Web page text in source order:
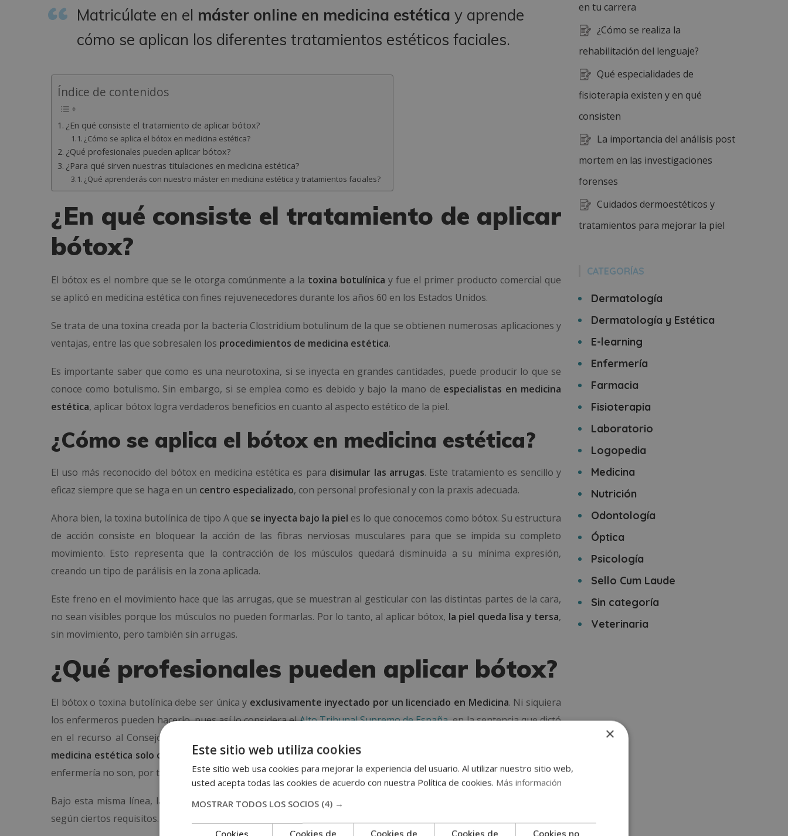
Matricúlate en el máster online en medicina estética y aprende
cómo se aplican los diferentes tratamientos estéticos faciales.
Índice de contenidos
¿En qué consiste el tratamiento de aplicar bótox?
¿Cómo se aplica el bótox en medicina estética?
¿Qué profesionales pueden aplicar bótox?
¿Para qué sirven nuestras titulaciones en medicina estética?
¿Qué aprenderás con nuestro máster en medicina estética y tratamientos faciales?
¿En qué consiste el tratamiento de aplicar
bótox?
El bótox es el nombre que se le otorga comúnmente a la toxina botulínica y fue el primer producto comercial que
se aplicó en medicina estética con fines rejuvenecedores durante los años 60 en los Estados Unidos.
Se trata de una toxina creada por la bacteria Clostridium botulinum de la que se obtienen numerosas aplicaciones y
ventajas, entre las que sobresalen los procedimientos de medicina estética.
Es importante saber que como es una neurotoxina, si se inyecta en grandes cantidades, puede producir lo que se
conoce como botulismo. Sin embargo, si se emplea como es debido y bajo la mano de especialistas en medicina
estética, aplicar bótox logra verdaderos beneficios en cuanto al aspecto estético de la piel.
¿Cómo se aplica el bótox en medicina estética?
El uso más reconocido del bótox en medicina estética es para disimular las arrugas. Este tratamiento es sencillo y
eficaz siempre que se haga en un centro especializado, con personal profesional y con la praxis adecuada.
Ahora bien, la toxina butolínica de tipo A que se inyecta bajo la piel es lo que conocemos como bótox. Su estructura
de acción consiste en bloquear la acción de las fibras nerviosas musculares para que se impida su completo
movimiento. Esto representa que la contracción de los músculos quedará disminuida a su mínima expresión,
creando un tipo de parálisis en la zona aplicada.
Este freno en el movimiento hace que las arrugas, que se muestran al gesticular con las distintas partes de la cara,
no sean visibles porque los músculos no pueden formarlas. Por lo tanto, al aplicar bótox, la piel queda lisa y tersa,
sin movimiento, pero también sin arrugas.
¿Qué profesionales pueden aplicar bótox?
El bótox o toxina butolínica debe ser única y exclusivamente inyectado por un licenciado en Medicina. Ni siquiera
los enfermeros pueden hacerlo, pues así lo considera elAlto Tribunal Supremo de España, en la sentencia que dictó
en el recurso al Consejo General de Colegios Oficiales de Médicos de España. En él indican que
medicina estética solo corresponde a la profesión médica : “Las funciones que realizan el personal médico y el de
enfermería no son, por tanto, las mismas, ni siquiera resultan homologables”.
Bajo esta misma línea, la Sociedad Española de Medicina Estética (SEME) acredita a los diversos centros estéticos
según ciertos requisitos. La ley de
en tu carrera
¿Cómo se realiza la
rehabilitación del lenguaje?
Qué especialidades de
fisioterapia existen y en qué
consisten
La importancia del análisis post
mortem en las investigaciones
forenses
Cuidados dermoestéticos y
tratamientos para mejorar la piel
CATEGORÍAS
Dermatología
Dermatología y Estética
E-learning
Enfermería
Farmacia
Fisioterapia
Laboratorio
Logopedia
Medicina
Nutrición
Odontología
Óptica
Psicología
Sello Cum Laude
Sin categoría
Veterinaria
×
Este sitio web utiliza cookies
Este sitio web usa cookies para mejorar la experiencia del usuario. Al utilizar nuestro sitio web,
usted acepta todas las cookies de acuerdo con nuestra Política de cookies. Más información
MOSTRAR TODOS LOS SOCIOS (4) →
Cookies
Cookies de
Cookies de
Cookies de
Cookies no